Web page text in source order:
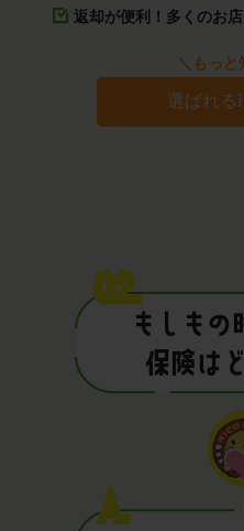
返却が便利！多くのお
＼もっと
選ばれる
Q2.
もしも
保険は
A.